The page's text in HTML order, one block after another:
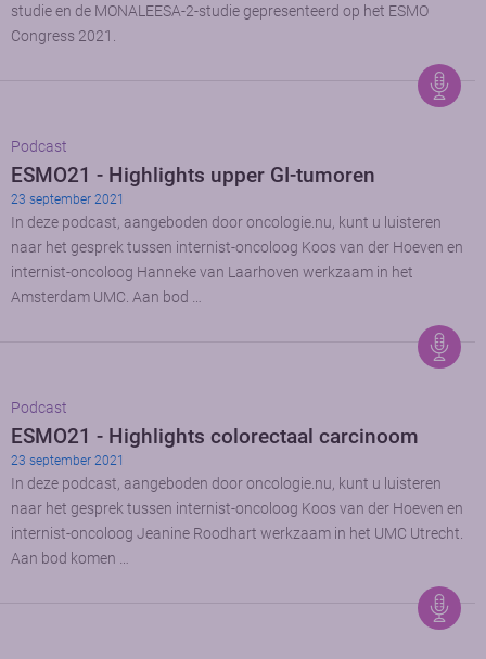
studie en de MONALEESA-2-studie gepresenteerd op het ESMO
Congress 2021.
Podcast
ESMO21 - Highlights upper GI-tumoren
23 september 2021
In deze podcast, aangeboden door oncologie.nu, kunt u luisteren
naar het gesprek tussen internist-oncoloog Koos van der Hoeven en
internist-oncoloog Hanneke van Laarhoven werkzaam in het
Amsterdam UMC. Aan bod …
Podcast
ESMO21 - Highlights colorectaal carcinoom
23 september 2021
In deze podcast, aangeboden door oncologie.nu, kunt u luisteren
naar het gesprek tussen internist-oncoloog Koos van der Hoeven en
internist-oncoloog Jeanine Roodhart werkzaam in het UMC Utrecht.
Aan bod komen …